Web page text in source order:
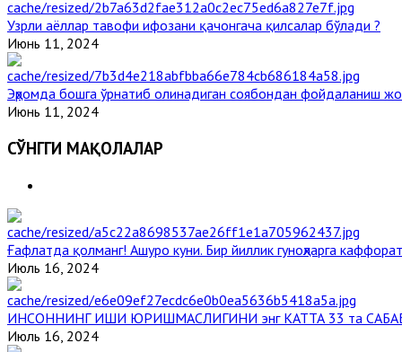
Узрли аёллар тавофи ифозани қачонгача қилсалар бўлади ?
Июнь 11, 2024
Эҳромда бошга ўрнатиб олинадиган соябондан фойдаланиш
Июнь 11, 2024
СЎНГГИ МАҚОЛАЛАР
Ғафлатда қолманг! Ашуро куни. Бир йиллик гуноҳларга
Июль 16, 2024
ИНСОННИНГ ИШИ ЮРИШМАСЛИГИНИ энг КАТТА 33 та
Июль 16, 2024